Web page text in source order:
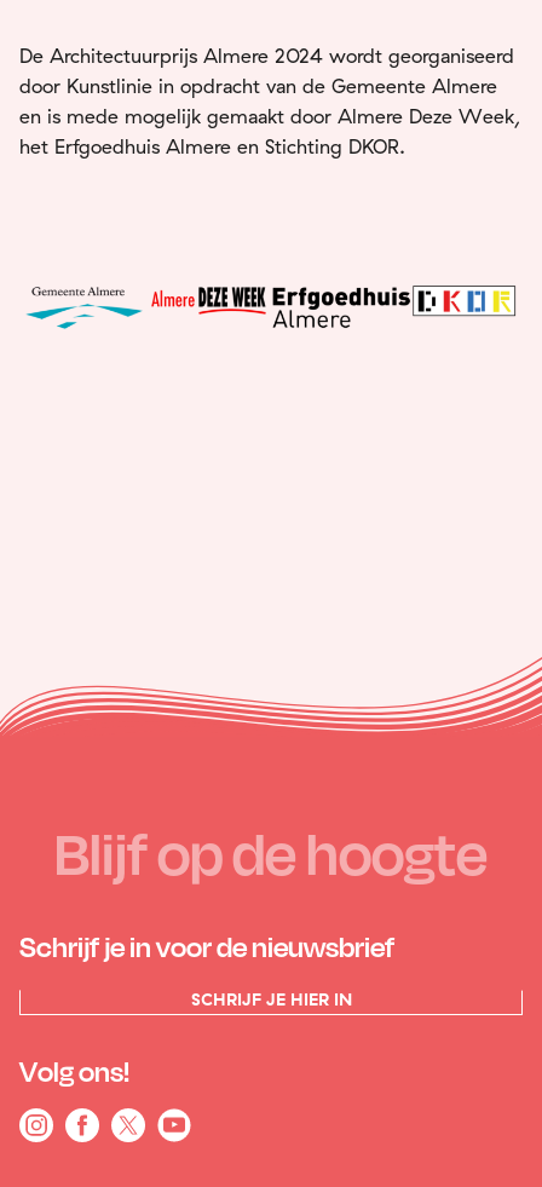
De Architectuurprijs Almere 2024 wordt georganiseerd
door Kunstlinie in opdracht van de Gemeente Almere
en is mede mogelijk gemaakt door Almere Deze Week,
het Erfgoedhuis Almere en Stichting DKOR.
Blijf op de hoogte
Schrijf je in voor de nieuwsbrief
SCHRIJF JE HIER IN
Volg ons!